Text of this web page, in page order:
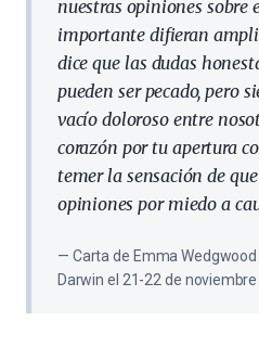
nuestras opiniones sobre
importante difieran
dice que las dudas
pueden ser pecado, pero
vacío doloroso entre
corazón por tu apertura
temer la sensación de
opiniones por miedo a
Carta de Emma
Darwin el 21-22 de noviembre